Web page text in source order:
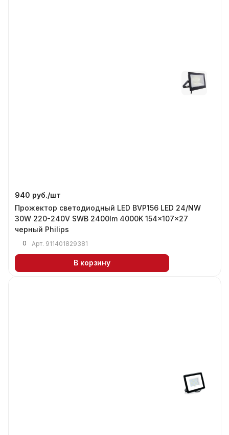
940 руб./шт
Прожектор светодиодный LED BVP156 LED 24/NW
30W 220-240V SWB 2400lm 4000K 154x107x27
черный Philips
0 Арт. 911401829381
В корзину